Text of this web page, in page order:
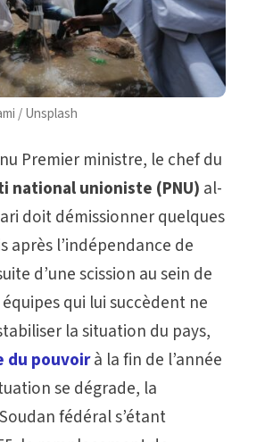
/ Unsplash
Premier ministre, le chef du
national unioniste (PNU) al-
doit démissionner quelques
après l’indépendance de
d’une scission au sein de
qui lui succèdent ne
la situation du pays,
du pouvoirà la fin de l’année
se dégrade, la
fédéral s’étant